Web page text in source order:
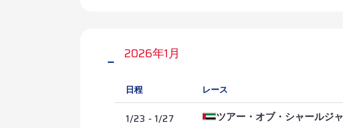
2026年1月
日程 レース
1/23 - 1/27 ツアー・オブ・シャールジャ